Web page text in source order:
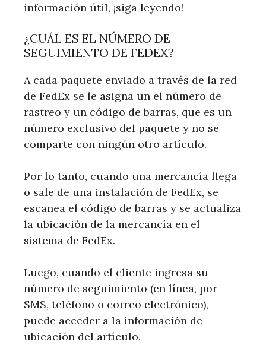
información útil, ¡siga leyendo!
¿CUÁL ES EL NÚMERO DE
SEGUIMIENTO DE FEDEX?
A cada paquete enviado a través de la red
de FedEx se le asigna un el número de
rastreo y un código de barras, que es un
número exclusivo del paquete y no se
comparte con ningún otro artículo.
Por lo tanto, cuando una mercancía llega
o sale de una instalación de FedEx, se
escanea el código de barras y se actualiza
la ubicación de la mercancía en el
sistema de FedEx.
Luego, cuando el cliente ingresa su
número de seguimiento (en línea, por
SMS, teléfono o correo electrónico),
puede acceder a la información de
ubicación del artículo.